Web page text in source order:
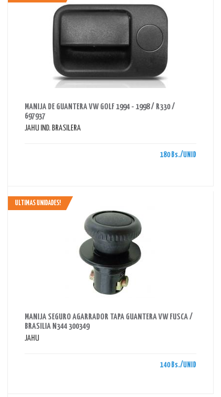
MANIJA DE GUANTERA VW GOLF 1994 - 1998 / R330 /
697937
JAHU IND. BRASILERA
180 Bs./UNID
ULTIMAS UNIDADES!
MANIJA SEGURO AGARRADOR TAPA GUANTERA VW FUSCA /
BRASILIA N344 300349
JAHU
140 Bs./UNID